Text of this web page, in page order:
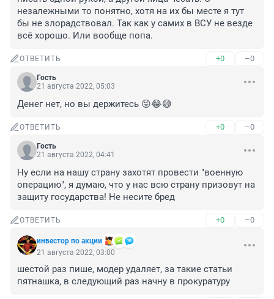
незалежными то понятно, хотя на их бы месте я тут
бы не злорадствовал. Так как у самих в ВСУ не везде
всё хорошо. Или вообще попа.
ОТВЕТИТЬ +0 –0
Гость
21 августа 2022, 05:03
Денег нет, но вы держитесь 😜😂😅
ОТВЕТИТЬ +0 –0
Гость
21 августа 2022, 04:41
Ну если на нашу страну захотят провести "военную
операцию", я думаю, что у нас всю страну призовут на
защиту государства! Не несите бред
ОТВЕТИТЬ +0 –0
инвестор по акции
21 августа 2022, 03:00
шестой раз пише, модер удаляет, за такие статьи
пятнашка, в следующий раз начну в прокуратуру